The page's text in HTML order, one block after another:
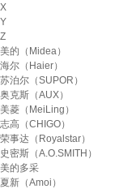
X
Y
Z
美的（Midea）
海尔（Haier）
苏泊尔（SUPOR）
奥克斯（AUX）
美菱（MeiLing）
志高（CHIGO）
荣事达（Royalstar）
史密斯（A.O.SMITH）
美的多采
夏新（Amoi）